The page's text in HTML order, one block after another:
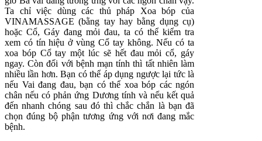
Ta chỉ việc dùng các thủ pháp Xoa bóp của
VINAMASSAGE (bằng tay hay bằng dụng cụ)
hoặc Cổ, Gáy đang mỏi đau, ta có thể kiểm tra
xem có tín hiệu ở vùng Cổ tay không. Nếu có ta
xoa bóp Cổ tay một lúc sẽ hết đau mỏi cổ, gáy
ngay. Còn đối với bệnh mạn tính thì tất nhiên làm
nhiều lần hơn. Bạn có thể áp dụng ngược lại tức là
nếu Vai đang đau, bạn có thể xoa bóp các ngón
chân nếu có phản ứng Dương tính và nếu kết quả
đến nhanh chóng sau đó thì chắc chắn là bạn đã
chọn đúng bộ phận tương ứng với nơi đang mắc
bệnh.